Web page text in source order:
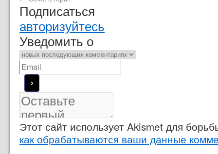
Подписаться
авторизуйтесь
Уведомить о
Этот сайт использует Akismet для
как обрабатываются ваши данные